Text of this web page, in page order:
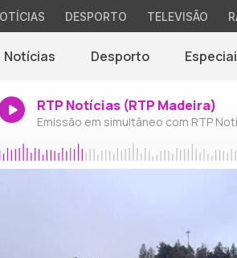
DESPORTO TELEVISÃO
Notícias Desporto
RTP Notícias (RTP Madeira)
Emissão em simultâneo com RTP